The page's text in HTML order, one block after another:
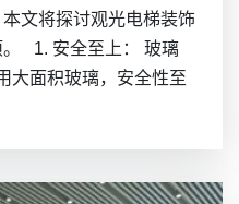
文将探讨观光电梯装饰
。 1. 安全至上： 玻璃
大面积玻璃，安全性至